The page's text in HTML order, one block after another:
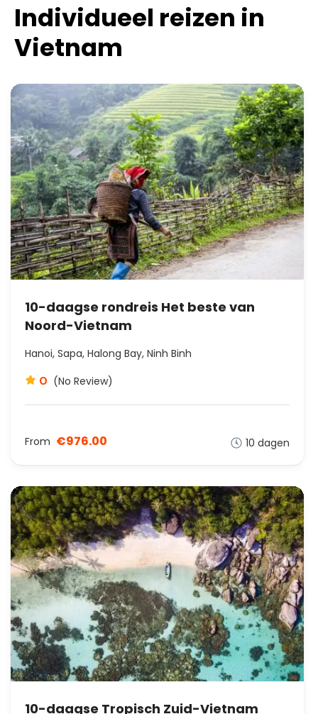
Individueel reizen in
Vietnam
10-daagse rondreis Het beste van
Noord-Vietnam
Hanoi, Sapa, Halong Bay, Ninh Binh
0 (No Review)
From €976.00 10 dagen
10-daagse Tropisch Zuid-Vietnam